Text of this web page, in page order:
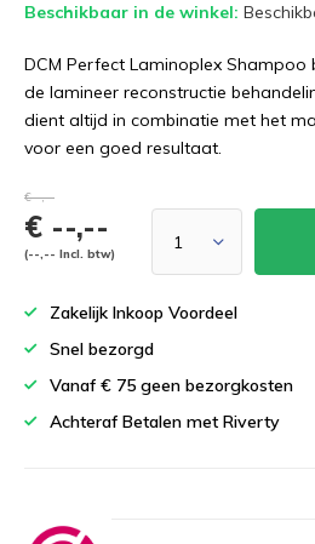
Beschikbaar in de winkel:
DCM Perfect Laminoplex
de lamineer reconstructie
dient altijd in combinatie met het
voor een goed resultaat.
€--,--
€ --,--
(--,-- Incl. btw)
Zakelijk Inkoop Voordeel
Snel bezorgd
Vanaf € 75 geen bezorgkosten
Achteraf Betalen met Riverty